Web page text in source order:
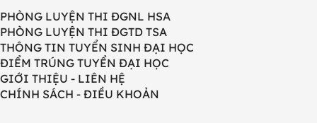
PHÒNG LUYỆN THI ĐGNL HSA
PHÒNG LUYỆN THI ĐGTD TSA
THÔNG TIN TUYỂN SINH ĐẠI HỌC
ĐIỂM TRÚNG TUYỂN ĐẠI HỌC
GIỚI THIỆU - LIÊN HỆ
CHÍNH SÁCH - ĐIỀU KHOẢN